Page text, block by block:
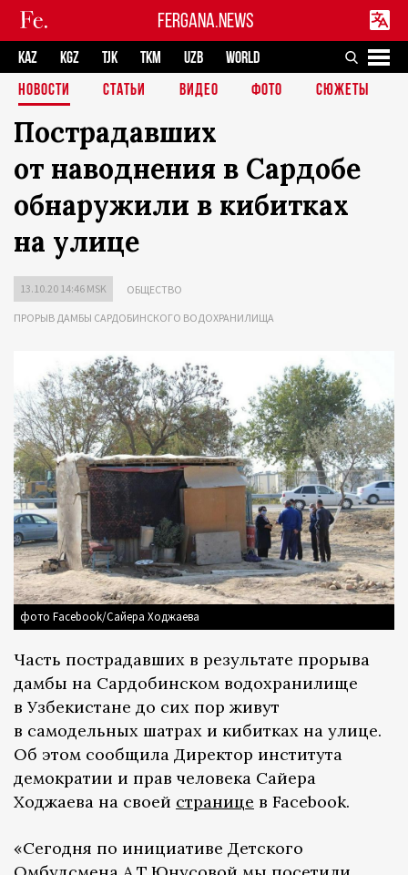
FERGANA.NEWS
KAZ KGZ TJK TKM UZB
WORLD
НОВОСТИ
СТАТЬИ ВИДЕО ФОТО СЮЖЕТЫ
Пострадавших
от наводнения в Сардобе
обнаружили в кибитках
на улице
13.10.20 14:46 MSK ОБЩЕСТВО
ПРОРЫВ ДАМБЫ САРДОБИНСКОГО ВОДОХРАНИЛИЩА
фото Facebook/Сайера Ходжаева
Часть пострадавших в результате прорыва
дамбы на Сардобинском водохранилище
в Узбекистане до сих пор живут
в самодельных шатрах и кибитках на улице.
Об этом сообщила Директор института
демократии и прав человека Сайера
Ходжаева на своей странице в Facebook.
«Сегодня по инициативе Детского